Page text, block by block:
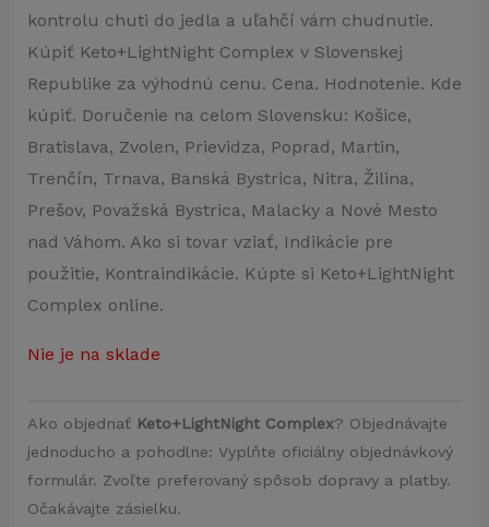
bola:
78,00 €.
je:
39,00 €.
kontrolu chuti do jedla a uľahčí vám chudnutie.
Kúpiť Keto+LightNight Complex v Slovenskej
Republike za výhodnú cenu. Cena. Hodnotenie. Kde
kúpiť. Doručenie na celom Slovensku: Košice,
Bratislava, Zvolen, Prievidza, Poprad, Martin,
Trenčín, Trnava, Banská Bystrica, Nitra, Žilina,
Prešov, Považská Bystrica, Malacky a Nové Mesto
nad Váhom. Ako si tovar vziať, Indikácie pre
použitie, Kontraindikácie. Kúpte si Keto+LightNight
Complex online.
Nie je na sklade
Ako objednať Keto+LightNight Complex? Objednávajte
jednoducho a pohodlne: Vyplňte oficiálny objednávkový
formulár. Zvoľte preferovaný spôsob dopravy a platby.
Očakávajte zásielku.